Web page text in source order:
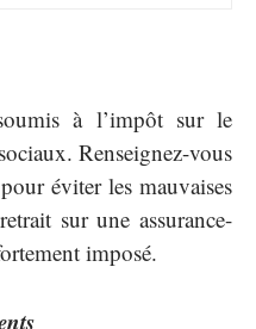
à l’impôt sur le
Renseignez-vous
éviter les mauvaises
sur une assurance-
imposé.